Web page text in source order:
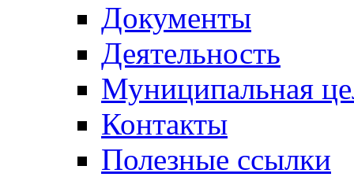
Документы
Деятельность
Муниципальная
Контакты
Полезные ссылки